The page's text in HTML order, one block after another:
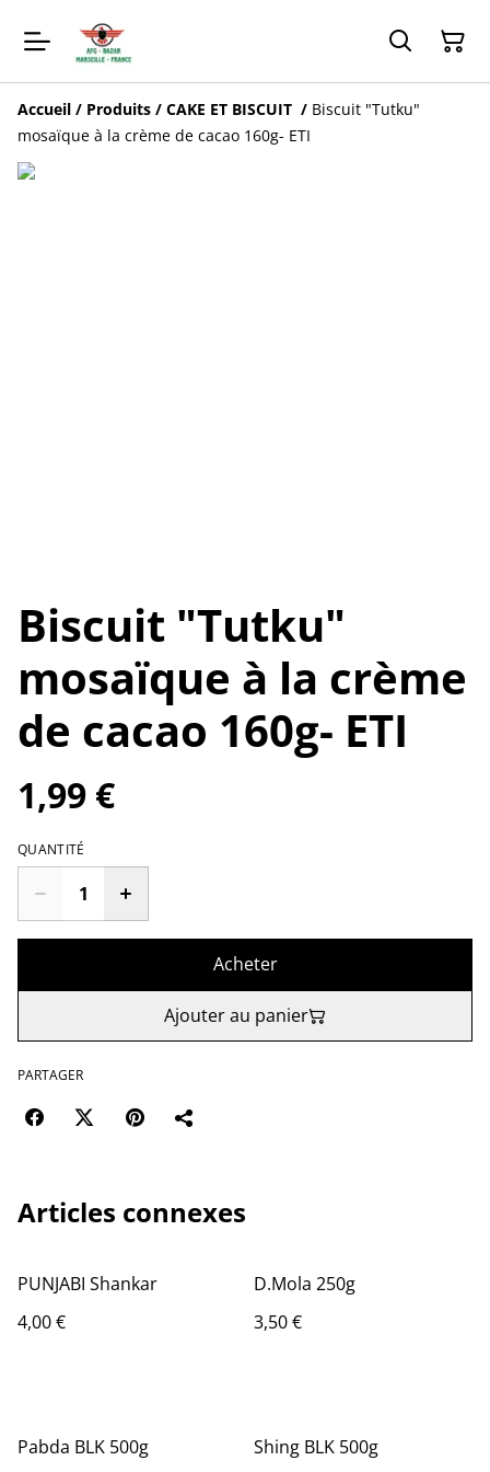
Accueil / Produits / CAKE ET BISCUIT / Biscuit "Tutku"
mosaïque à la crème de cacao 160g- ETI
Biscuit "Tutku"
mosaïque à la crème
de cacao 160g- ETI
1,99 €
QUANTITÉ
Acheter
Ajouter au panier
PARTAGER
Articles connexes
PUNJABI Shankar
4,00 €
D.Mola 250g
3,50 €
Pabda BLK 500g Shing BLK 500g